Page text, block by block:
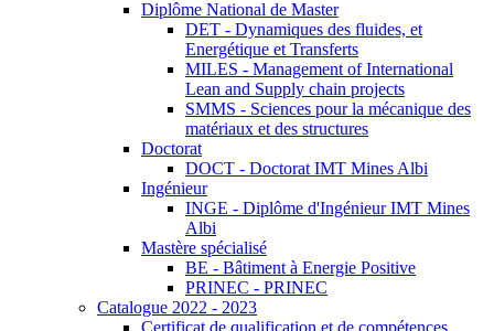
Diplôme National de Master
DET - Dynamiques des fluides, et
Energétique et Transferts
MILES - Management of International
Lean and Supply chain projects
SMMS - Sciences pour la mécanique des
matériaux et des structures
Doctorat
DOCT - Doctorat IMT Mines Albi
Ingénieur
INGE - Diplôme d'Ingénieur IMT Mines
Albi
Mastère spécialisé
BE - Bâtiment à Energie Positive
PRINEC - PRINEC
Catalogue 2022 - 2023
Certificat de qualification et de compétences